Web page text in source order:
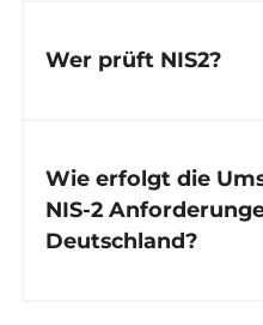
Wer prüft NIS2?
Wie erfolgt die
NIS-2
Deutschland?